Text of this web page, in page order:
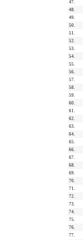
47.
48.
49.
50.
51.
52.
53.
54.
55.
56.
57.
58.
59.
60.
61.
62.
63.
64.
65.
66.
67.
68.
69.
70.
71.
72.
73.
74.
75.
76.
77.